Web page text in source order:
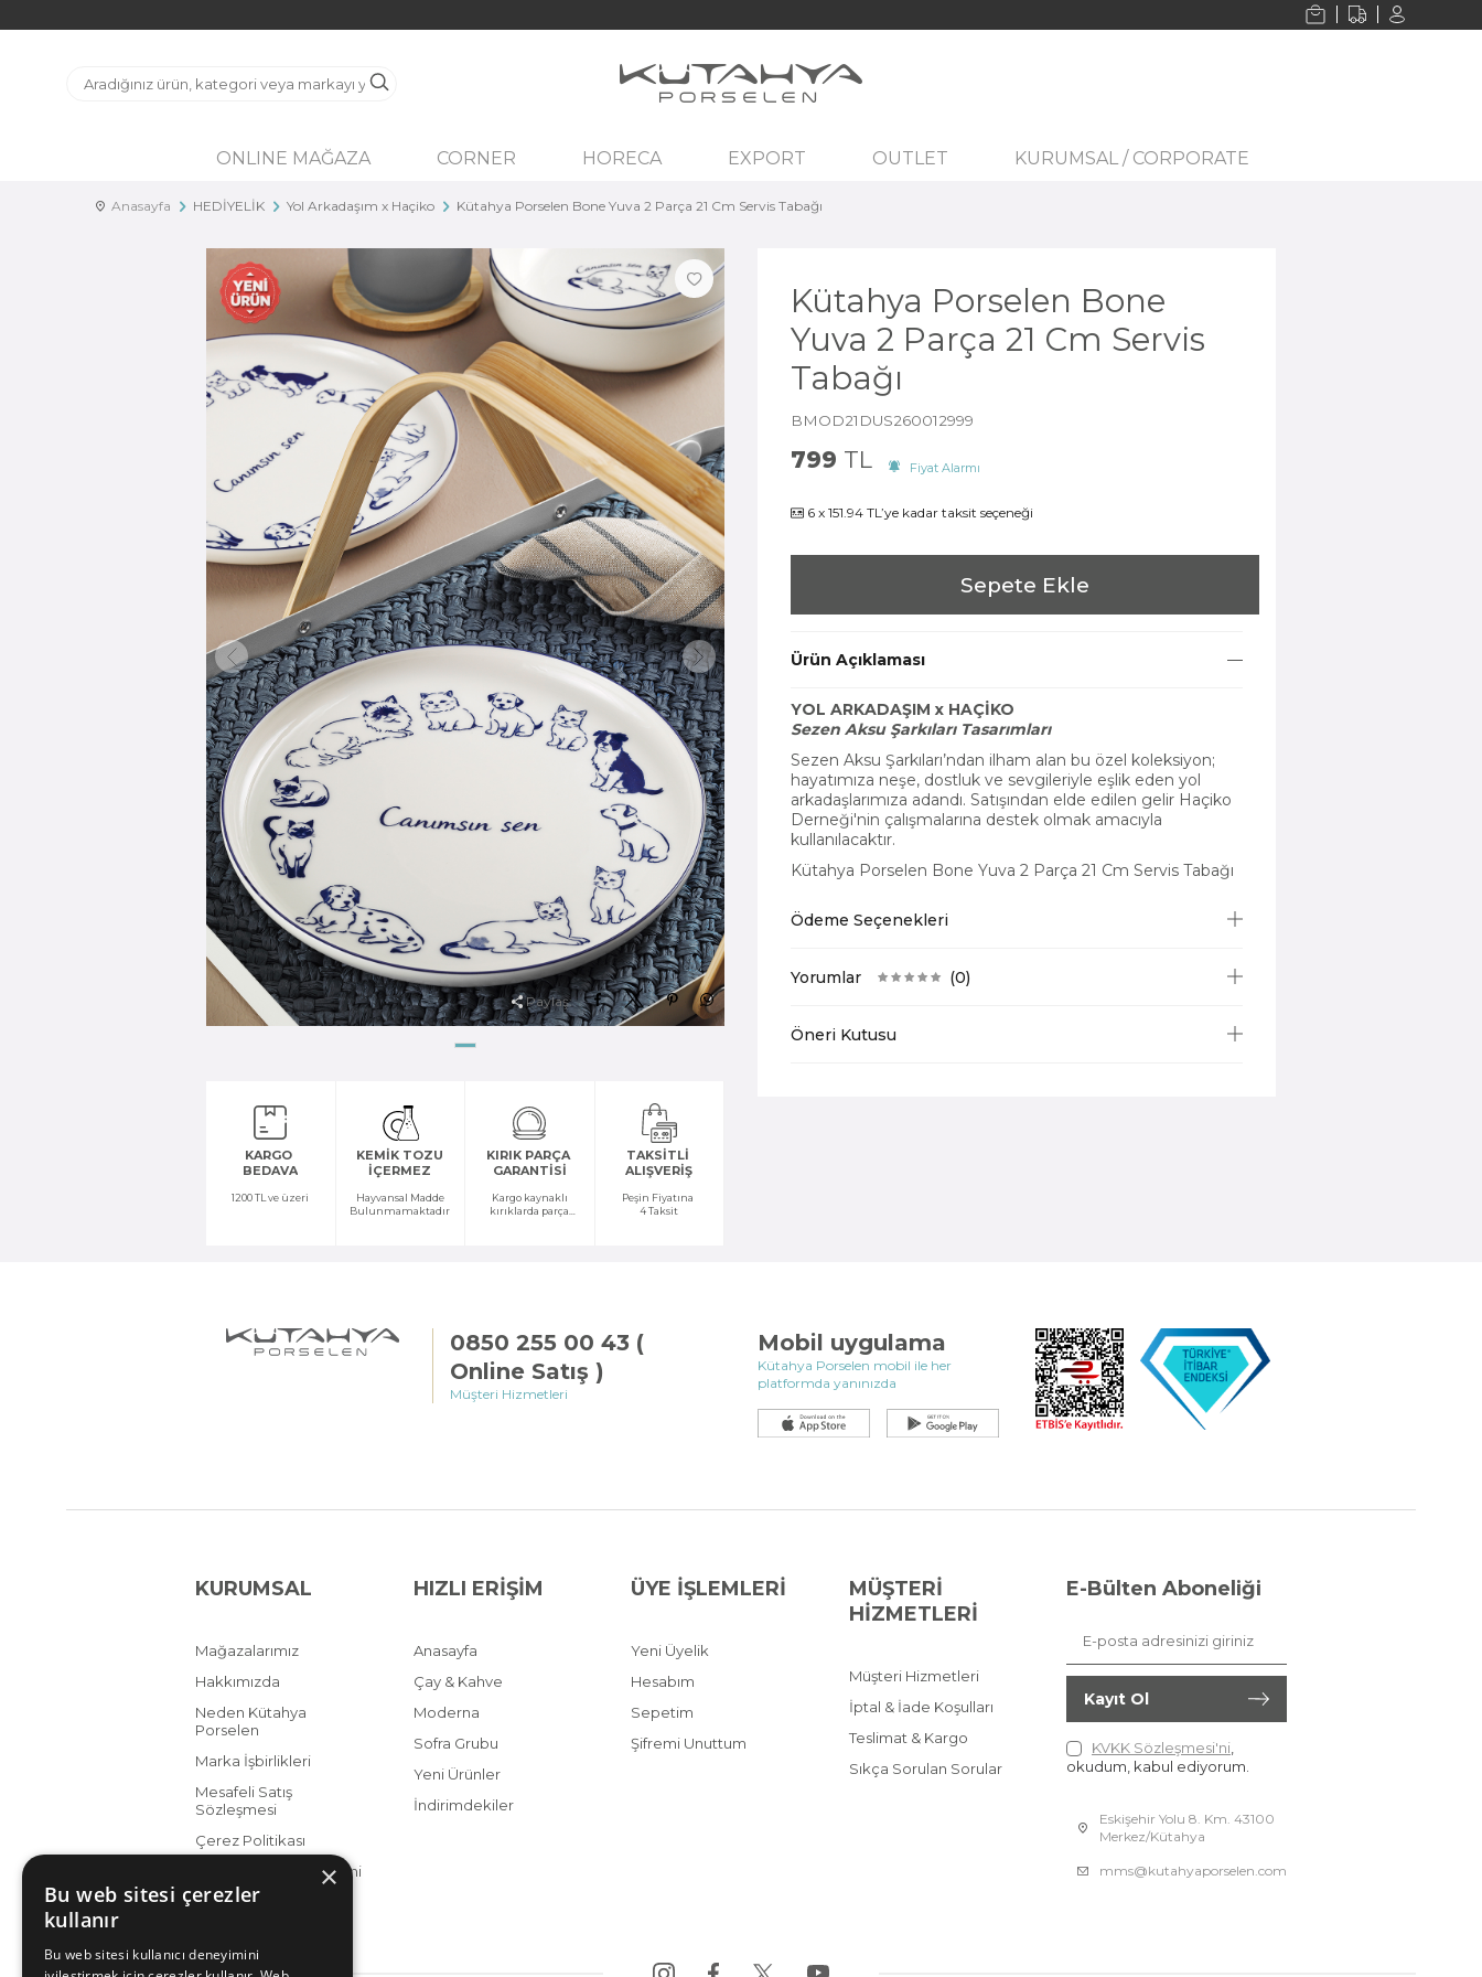
ONLINE MAĞAZA CORNER HORECA EXPORT OUTLET KURUMSAL / CORPORATE
Anasayfa HEDİYELİK Yol Arkadaşım x Haçiko Kütahya Porselen Bone Yuva 2 Parça 21 Cm Servis Tabağı
Paylaş:
KARGO
BEDAVA
1200 TL ve üzeri
KEMİK TOZU
İÇERMEZ
Hayvansal Madde
Bulunmamaktadır
KIRIK PARÇA
GARANTİSİ
Kargo kaynaklı
kırıklarda parça
TAKSİTLİ
ALIŞVERİŞ
Peşin Fiyatına
4 Taksit
Kütahya Porselen Bone
Yuva 2 Parça 21 Cm Servis
Tabağı
BMOD21DUS260012999
799 TL Fiyat Alarmı
6 x 151.94 TL’ye kadar taksit seçeneği
Sepete Ekle
Ürün Açıklaması
YOL ARKADAŞIM x HAÇİKO
Sezen Aksu Şarkıları Tasarımları
Sezen Aksu Şarkıları’ndan ilham alan bu özel koleksiyon;
hayatımıza neşe, dostluk ve sevgileriyle eşlik eden yol
arkadaşlarımıza adandı. Satışından elde edilen gelir Haçiko
Derneği'nin çalışmalarına destek olmak amacıyla
kullanılacaktır.
Kütahya Porselen Bone Yuva 2 Parça 21 Cm Servis Tabağı
Ödeme Seçenekleri
Yorumlar (0)
Öneri Kutusu
0850 255 00 43 (
Online Satış )
Müşteri Hizmetleri
Mobil uygulama
Kütahya Porselen mobil ile her
platformda yanınızda
KURUMSAL
Mağazalarımız
Hakkımızda
Neden Kütahya
Porselen
Marka İşbirlikleri
Mesafeli Satış
Sözleşmesi
Çerez Politikası
KVKK Aydınlatma Metni
HIZLI ERİŞİM
Anasayfa
Çay & Kahve
Moderna
Sofra Grubu
Yeni Ürünler
İndirimdekiler
ÜYE İŞLEMLERİ
Yeni Üyelik
Hesabım
Sepetim
Şifremi Unuttum
MÜŞTERİ
HİZMETLERİ
Müşteri Hizmetleri
İptal & İade Koşulları
Teslimat & Kargo
Sıkça Sorulan Sorular
E-Bülten Aboneliği
Kayıt Ol
KVKK Sözleşmesi'ni
okudum, kabul ediyorum.
Eskişehir Yolu 8. Km. 43100
Merkez/Kütahya
mms@kutahyaporselen.com
×
Bu web sitesi çerezler
kullanır
Bu web sitesi kullanıcı deneyimini